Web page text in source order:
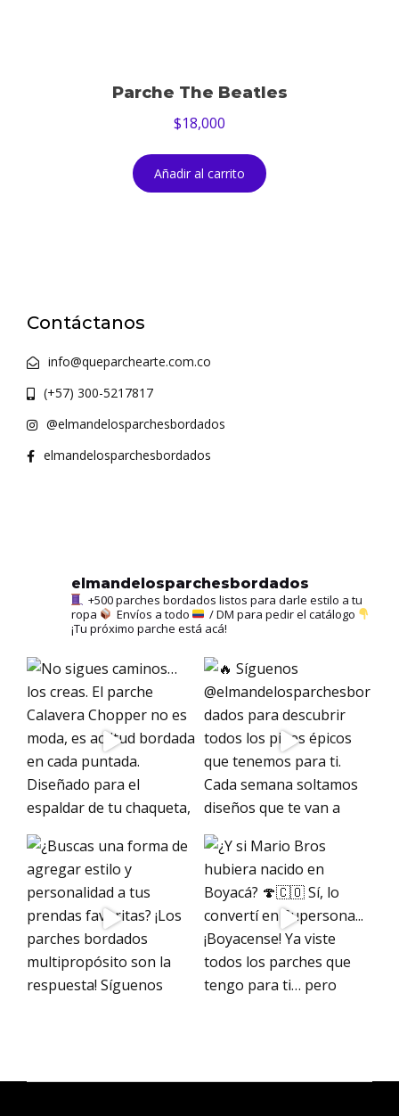
Parche The Beatles
$18,000
Añadir al carrito
Contáctanos
info@queparchearte.com.co
(+57) 300-5217817
@elmandelosparchesbordados
elmandelosparchesbordados
elmandelosparchesbordados
+500 parches bordados listos para darle estilo a tu
ropa
Envíos a todo
/ DM para pedir el catálogo
¡Tu próximo parche está acá!